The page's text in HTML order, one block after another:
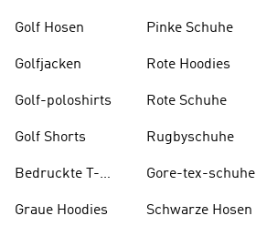
Golf Hosen
Golfjacken
Golf-poloshirts
Golf Shorts
Bedruckte T-
Graue Hoodies
Pinke Schuhe
Rote Hoodies
Rote Schuhe
Rugbyschuhe
Gore-tex-schuhe
Schwarze Hosen